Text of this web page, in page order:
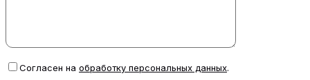
Согласен на обработку персональных данных.